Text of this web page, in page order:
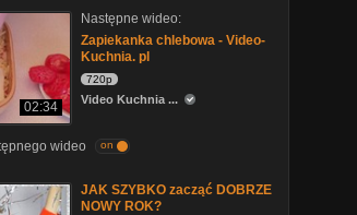
02:34
Następne wideo:
Zapiekanka chlebowa - Video-
Kuchnia. pl
720p
Video Kuchnia ...
wideo on
JAK SZYBKO zacząć DOBRZE
NOWY ROK?